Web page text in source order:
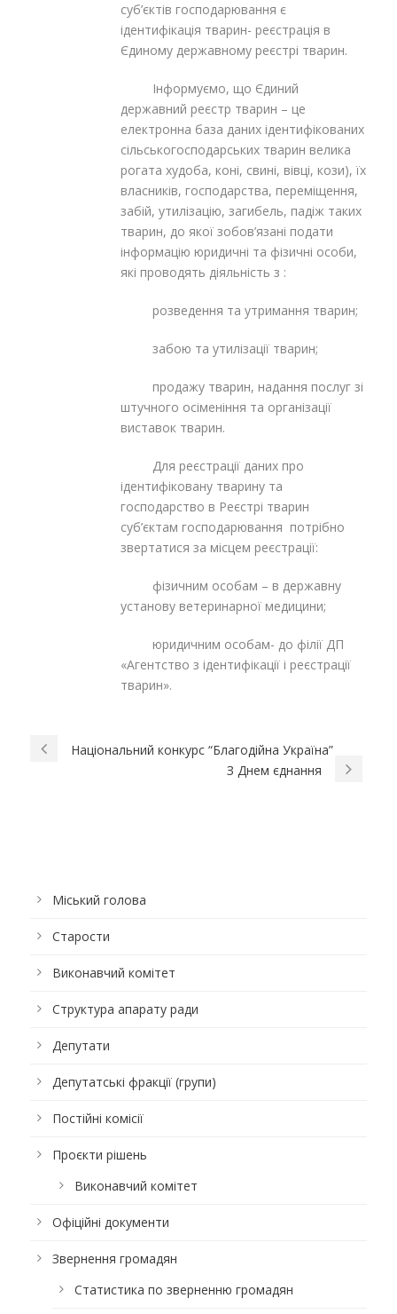
суб’єктів господарювання є
ідентифікація тварин- реєстрація в
Єдиному державному реєстрі тварин.
Інформуємо, що Єдиний
державний реєстр тварин – це
електронна база даних ідентифікованих
сільськогосподарських тварин велика
рогата худоба, коні, свині, вівці, кози), їх
власників, господарства, переміщення,
забій, утилізацію, загибель, падіж таких
тварин, до якої зобов’язані подати
інформацію юридичні та фізичні особи,
які проводять діяльність з :
розведення та утримання тварин;
забою та утилізації тварин;
продажу тварин, надання послуг зі
штучного осіменіння та організації
виставок тварин.
Для реєстрації даних про
ідентифіковану тварину та
господарство в Реєстрі тварин
суб’єктам господарювання потрібно
звертатися за місцем реєстрації:
фізичним особам – в державну
установу ветеринарної медицини;
юридичним особам- до філії ДП
«Агентство з ідентифікації і реєстрації
тварин».
Національний конкурс “Благодійна Україна”
З Днем єднання
Міський голова
Старости
Виконавчий комітет
Структура апарату ради
Депутати
Депутатські фракції (групи)
Постійні комісії
Проєкти рішень
Виконавчий комітет
Офіційні документи
Звернення громадян
Статистика по зверненню громадян